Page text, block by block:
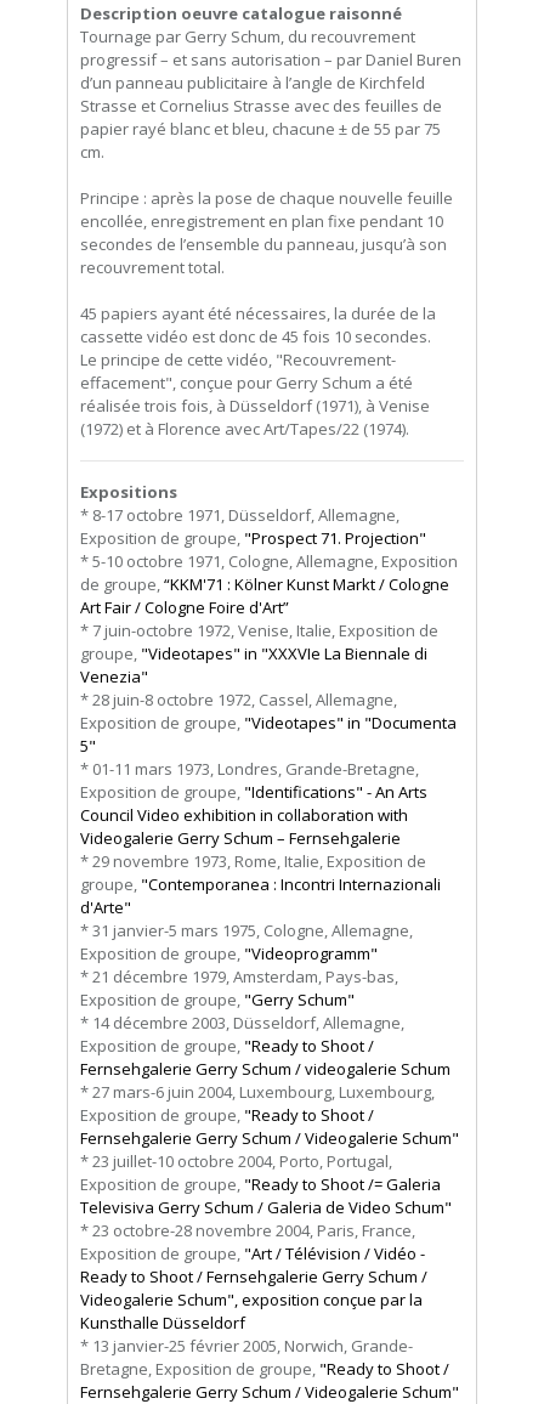
Description oeuvre catalogue raisonné
Tournage par Gerry Schum, du recouvrement
progressif – et sans autorisation – par Daniel Buren
d’un panneau publicitaire à l’angle de Kirchfeld
Strasse et Cornelius Strasse avec des feuilles de
papier rayé blanc et bleu, chacune ± de 55 par 75
cm.
Principe : après la pose de chaque nouvelle feuille
encollée, enregistrement en plan fixe pendant 10
secondes de l’ensemble du panneau, jusqu’à son
recouvrement total.
45 papiers ayant été nécessaires, la durée de la
cassette vidéo est donc de 45 fois 10 secondes.
Le principe de cette vidéo, "Recouvrement-
effacement", conçue pour Gerry Schum a été
réalisée trois fois, à Düsseldorf (1971), à Venise
(1972) et à Florence avec Art/Tapes/22 (1974).
Expositions
* 8-17 octobre 1971, Düsseldorf, Allemagne,
Exposition de groupe, "Prospect 71. Projection"
* 5-10 octobre 1971, Cologne, Allemagne, Exposition
de groupe,“KKM'71 : Kölner Kunst Markt / Cologne
Art Fair / Cologne Foire d'Art”
* 7 juin-octobre 1972, Venise, Italie, Exposition de
groupe, "Videotapes" in "XXXVIe La Biennale di
Venezia"
* 28 juin-8 octobre 1972, Cassel, Allemagne,
Exposition de groupe, "Videotapes" in "Documenta
5"
* 01-11 mars 1973, Londres, Grande-Bretagne,
Exposition de groupe, "Identifications" - An Arts
Council Video exhibition in collaboration with
Videogalerie Gerry Schum – Fernsehgalerie
* 29 novembre 1973, Rome, Italie, Exposition de
groupe, "Contemporanea : Incontri Internazionali
d'Arte"
* 31 janvier-5 mars 1975, Cologne, Allemagne,
Exposition de groupe, "Videoprogramm"
* 21 décembre 1979, Amsterdam, Pays-bas,
Exposition de groupe, "Gerry Schum"
* 14 décembre 2003, Düsseldorf, Allemagne,
Exposition de groupe, "Ready to Shoot /
Fernsehgalerie Gerry Schum / videogalerie Schum
* 27 mars-6 juin 2004, Luxembourg, Luxembourg,
Exposition de groupe, "Ready to Shoot /
Fernsehgalerie Gerry Schum / Videogalerie Schum"
* 23 juillet-10 octobre 2004, Porto, Portugal,
Exposition de groupe, "Ready to Shoot /= Galeria
Televisiva Gerry Schum / Galeria de Video Schum"
* 23 octobre-28 novembre 2004, Paris, France,
Exposition de groupe, "Art / Télévision / Vidéo -
Ready to Shoot / Fernsehgalerie Gerry Schum /
Videogalerie Schum", exposition conçue par la
Kunsthalle Düsseldorf
* 13 janvier-25 février 2005, Norwich, Grande-
Bretagne, Exposition de groupe, "Ready to Shoot /
Fernsehgalerie Gerry Schum / Videogalerie Schum"